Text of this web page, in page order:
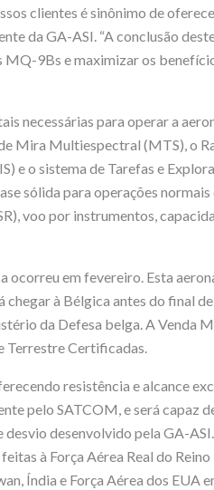
clientes é sinônimo de
da GA-ASI. “A conclusão
MQ-9Bs e maximizar os
necessárias para operar a
Mira Multiespectral (MTS), o
e o sistema de Tarefas e
sólida para operações normais
voo por instrumentos,
em fevereiro. Esta
à Bélgica antes do final
da Defesa belga. A Venda
Terrestre Certificadas.
resistência e alcance
pelo SATCOM, e será capaz
desenvolvido pela GA-
à Força Aérea Real do
Índia e Força Aérea dos EUA